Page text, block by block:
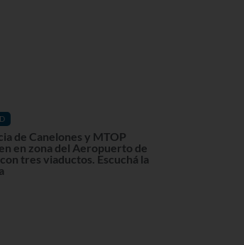
de Canelones y MTOP
en zona del Aeropuerto de
tres viaductos. Escuchá la